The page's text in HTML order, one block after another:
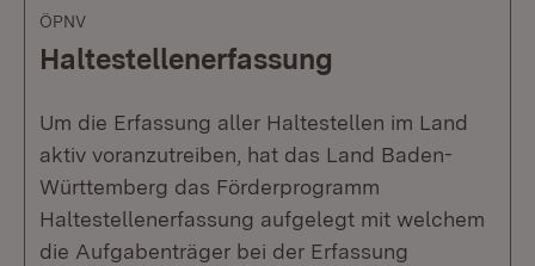
ÖPNV
Haltestellenerfassung
Um die Erfassung aller Haltestellen im Land
aktiv voranzutreiben, hat das Land Baden-
Württemberg das Förderprogramm
Haltestellenerfassung aufgelegt mit welchem
die Aufgabenträger bei der Erfassung